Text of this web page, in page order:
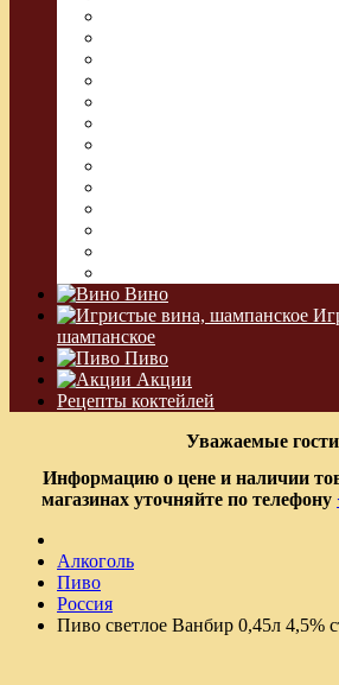
Вино
шампанское
Пиво
Акции
Рецепты коктейлей
Уважаемые
Информацию о цене и наличии
магазинах уточняйте по телефону
Алкоголь
Пиво
Россия
Пиво светлое Ванбир 0,45л 4,5%